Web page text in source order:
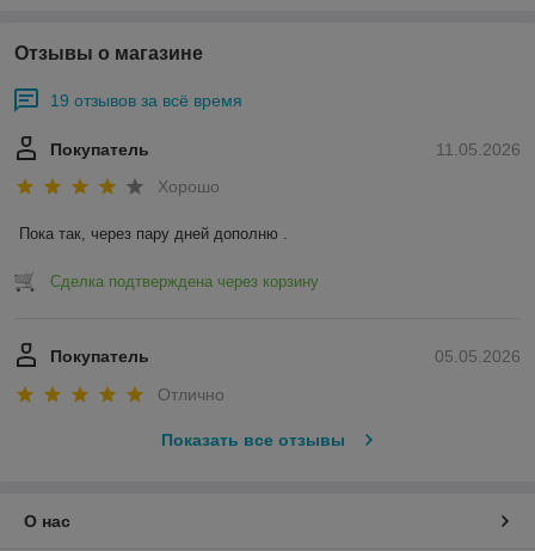
Отзывы о магазине
19 отзывов за всё время
11.05.2026
Покупатель
Хорошо
Пока так, через пару дней дополню .
Сделка подтверждена через корзину
05.05.2026
Покупатель
Отлично
Показать все отзывы
О нас